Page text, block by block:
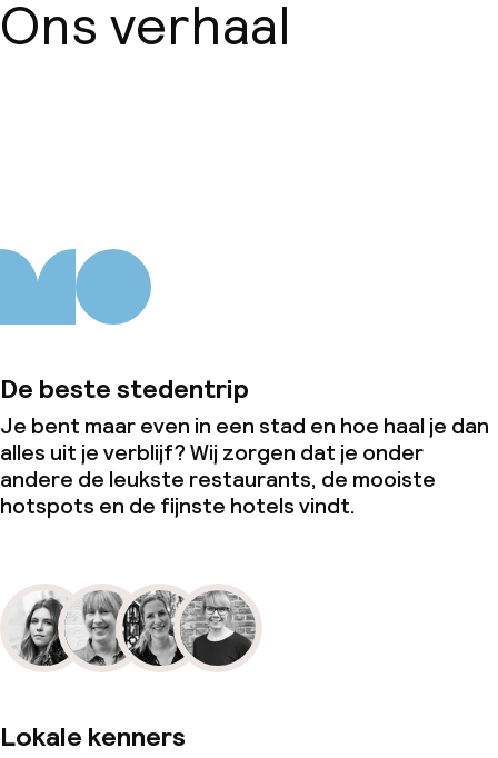
Ons verhaal
De beste stedentrip
Je bent maar even in een stad en hoe haal je dan
alles uit je verblijf? Wij zorgen dat je onder
andere de leukste restaurants, de mooiste
hotspots en de fijnste hotels vindt.
Lokale kenners